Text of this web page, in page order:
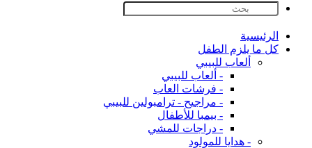
اﻟﺮﺋﻴﺴﻴﺔ
كل ما يلزم الطفل
ألعاب للبيبي
- ألعاب للبيبي
- فرشات العاب
- مراجيح - ترامبولين للبيبي
- بيمبا للأطفال
- دراجات للمشي
- هدايا للمولود